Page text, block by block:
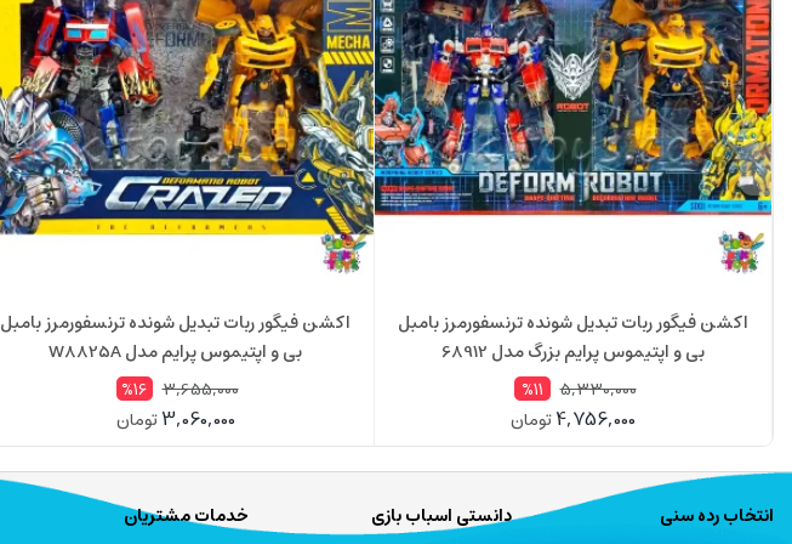
اکشن فیگور ربات تبدیل شونده ترنسفورمرز بامبل
بی و اپتیموس پرایم بزرگ مدل 68912
5,330,000
%11
4,756,000تومان
اکشن فیگور ربات تبدیل شونده ترنسفورمرز بامبل
بی و اپتیموس پرایم مدل W8825A
3,655,000
%16
3,060,000تومان
انتخاب رده سنی دانستی اسباب بازی خدمات مشتریان